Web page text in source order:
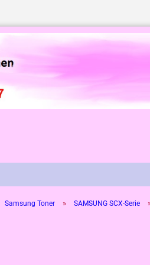
Samsung Toner » SAMSUNG SCX-Serie